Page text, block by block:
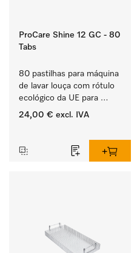
ProCare Shine 12 GC - 80
Tabs
80 pastilhas para máquina
de lavar louça com rótulo
ecológico da UE para
limpar louça, talheres e
24,00 € excl. IVA